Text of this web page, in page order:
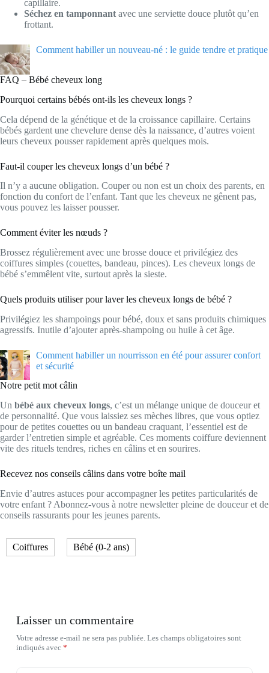
capillaire.
Séchez en tamponnant avec une serviette douce plutôt qu’en
frottant.
Comment habiller un nouveau-né : le guide tendre et pratique
FAQ – Bébé cheveux long
Pourquoi certains bébés ont-ils les cheveux longs ?
Cela dépend de la génétique et de la croissance capillaire. Certains
bébés gardent une chevelure dense dès la naissance, d’autres voient
leurs cheveux pousser rapidement après quelques mois.
Faut-il couper les cheveux longs d’un bébé ?
Il n’y a aucune obligation. Couper ou non est un choix des parents, en
fonction du confort de l’enfant. Tant que les cheveux ne gênent pas,
vous pouvez les laisser pousser.
Comment éviter les nœuds ?
Brossez régulièrement avec une brosse douce et privilégiez des
coiffures simples (couettes, bandeau, pinces). Les cheveux longs de
bébé s’emmêlent vite, surtout après la sieste.
Quels produits utiliser pour laver les cheveux longs de bébé ?
Privilégiez les shampoings pour bébé, doux et sans produits chimiques
agressifs. Inutile d’ajouter après-shampoing ou huile à cet âge.
Comment habiller un nourrisson en été pour assurer confort
et sécurité
Notre petit mot câlin
Un bébé aux cheveux longs, c’est un mélange unique de douceur et
de personnalité. Que vous laissiez ses mèches libres, que vous optiez
pour de petites couettes ou un bandeau craquant, l’essentiel est de
garder l’entretien simple et agréable. Ces moments coiffure deviennent
vite des rituels tendres, riches en câlins et en sourires.
Recevez nos conseils câlins dans votre boîte mail
Envie d’autres astuces pour accompagner les petites particularités de
votre enfant ? Abonnez-vous à notre newsletter pleine de douceur et de
conseils rassurants pour les jeunes parents.
Coiffures Bébé (0-2 ans)
Laisser un commentaire
Votre adresse e-mail ne sera pas publiée. Les champs obligatoires sont
indiqués avec *